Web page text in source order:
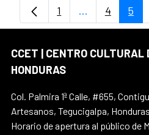
Página
1 ...PáginasPágina
4 5
CCET | CENTRO CULTURAL
HONDURAS
Col. Palmira 1ª Calle, #655,
Artesanos, Tegucigalpa, Honduras
Horario de apertura al público de